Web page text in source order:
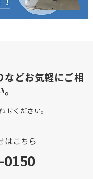
などお気軽にご相
せください。
はこちら
0150